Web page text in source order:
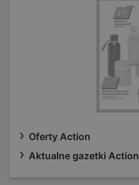
Oferty Action
Aktualne gazetki Action